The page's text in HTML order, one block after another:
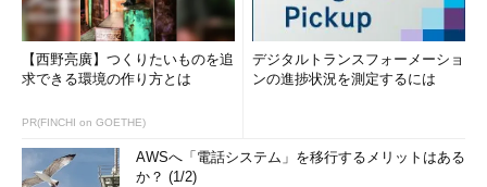
【西野亮廣】つくりたいものを追
求できる環境の作り方とは
PR(FINCHI on GOETHE)
デジタルトランスフォーメーショ
ンの進捗状況を測定するには
AWSへ「電話システム」を移行するメリットはある
か？ (1/2)